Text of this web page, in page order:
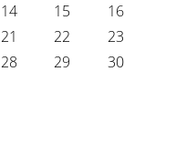
14 15
16
21 22
23
28 29
30